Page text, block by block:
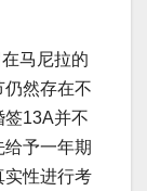
马尼拉的
然存在不
签13A并不
予一年期
实性进行考